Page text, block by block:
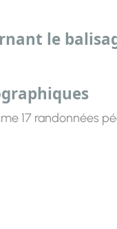
le
17 randonnées